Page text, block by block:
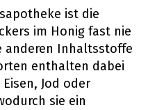
ist die
im Honig fast nie
anderen Inhaltsstoffe
enthalten dabei
Jod oder
sie ein